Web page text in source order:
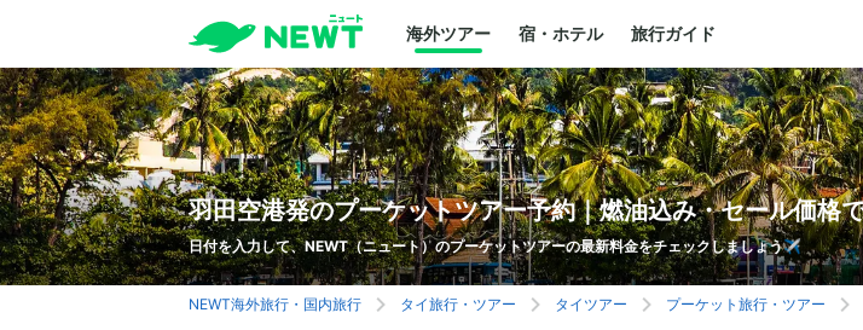
海外ツアー 宿・ホテル 旅行ガイド
羽田空港発のプーケットツアー予約｜燃油込み・セール価格
日付を入力して、NEWT（ニュート）のプーケットツアーの最新料金をチェックしましょう✈️
NEWT海外旅行・国内旅行 タイ旅行・ツアー タイツアー プーケット旅行・ツアー